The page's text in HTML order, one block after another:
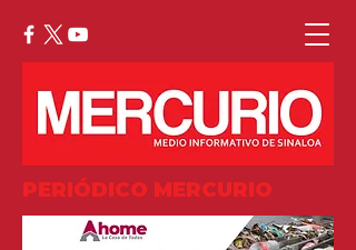
PERIÓDICO MERCURIO